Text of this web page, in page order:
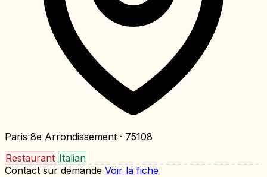
Paris 8e Arrondissement · 75108
Restaurant Italian
Contact sur demande Voir la fiche